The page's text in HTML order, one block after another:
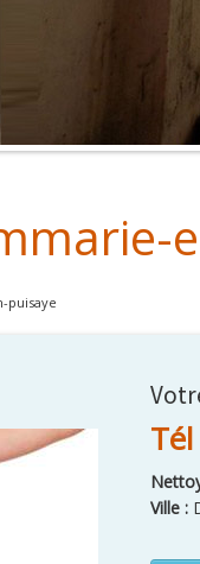
puisaye
Ville :